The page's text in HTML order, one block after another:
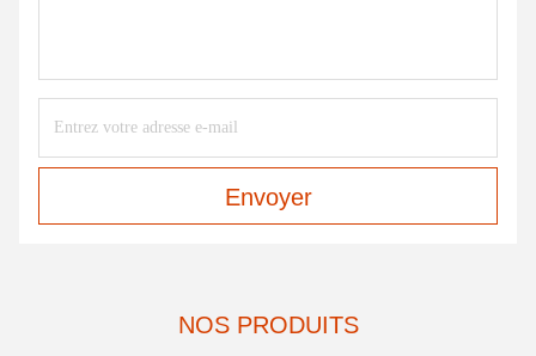
Envoyer
NOS PRODUITS